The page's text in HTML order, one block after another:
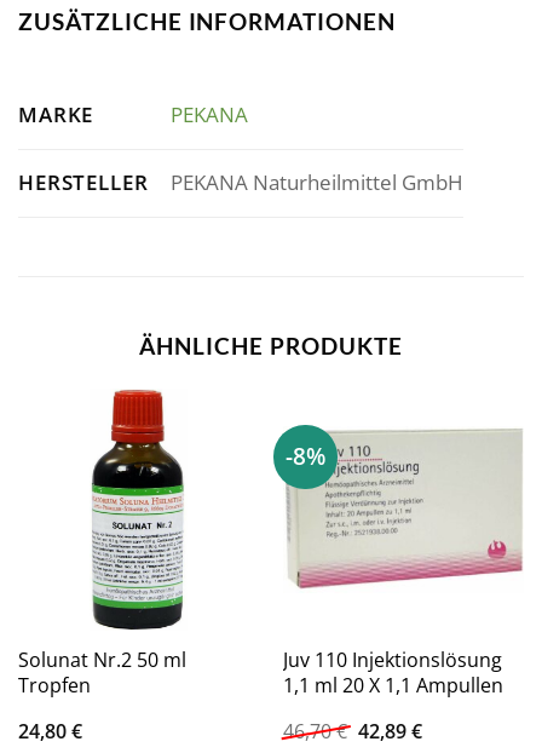
ZUSÄTZLICHE INFORMATIONEN
MARKE PEKANA
HERSTELLER PEKANA Naturheilmittel GmbH
ÄHNLICHE PRODUKTE
Solunat Nr.2 50 ml
Tropfen
24,80€
-8%
Juv 110 Injektionslösung
1,1 ml 20 X 1,1 Ampullen
46,70€ Ursprünglicher
42,89€Aktueller